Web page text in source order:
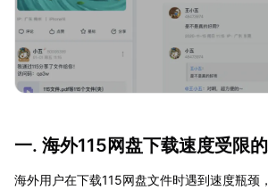
一. 海外115网盘下载速度受限
海外用户在下载115网盘文件时遇到速度瓶颈